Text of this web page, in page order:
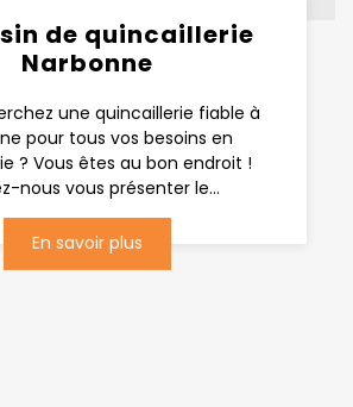
de quincaillerie
Narbonne
une quincaillerie fiable à
pour tous vos besoins en
? Vous êtes au bon endroit !
nous vous présenter le...
En savoir plus